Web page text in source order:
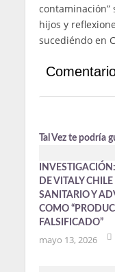
contaminación”
hijos y
sucediéndo en
Tal Vez te podría
DE VITALY
SANITARIO Y
COMO
FALSIFICADO”
mayo 13, 2026